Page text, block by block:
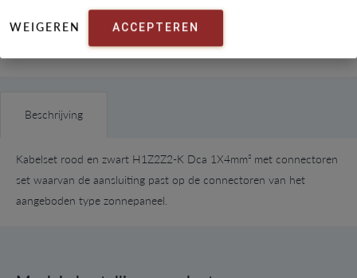
WEIGEREN ACCEPTEREN
Visa
Beschrijving
Kabelset rood en zwart H1Z2Z2-K Dca 1X4mm² met connectoren
set waarvan de aansluiting past op de connectoren van het
aangeboden type zonnepaneel.